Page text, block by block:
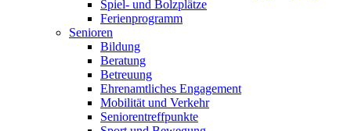
Spiel- und Bolzplätze
Ferienprogramm
Senioren
Bildung
Beratung
Betreuung
Ehrenamtliches Engagement
Mobilität und Verkehr
Seniorentreffpunkte